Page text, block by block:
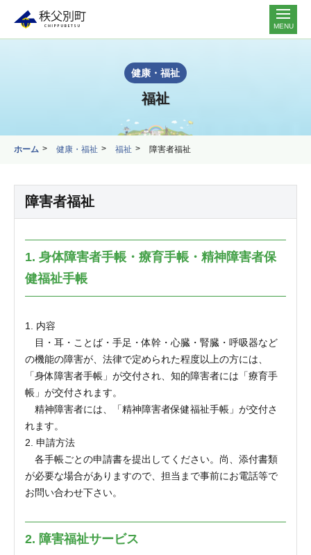
MENU
健康・福祉
福祉
ホーム 健康・福祉 福祉 障害者福祉
障害者福祉
1. 身体障害者手帳・療育手帳・精神障害者保
健福祉手帳
1. 内容
目・耳・ことば・手足・体幹・心臓・腎臓・呼吸器など
の機能の障害が、法律で定められた程度以上の方には、
「身体障害者手帳」が交付され、知的障害者には「療育手
帳」が交付されます。
精神障害者には、「精神障害者保健福祉手帳」が交付さ
れます。
2. 申請方法
各手帳ごとの申請書を提出してください。尚、添付書類
が必要な場合がありますので、担当まで事前にお電話等で
お問い合わせ下さい。
2. 障害福祉サービス